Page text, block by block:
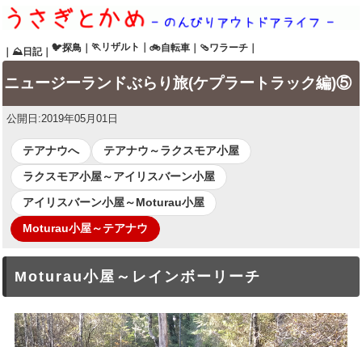
⛰日記｜ 🐦探鳥 🏃リザルト 🚲自転車 🩴ワラーチ
ニュージーランドぶらり旅(ケプラートラック編)⑤
公開日:2019年05月01日
テアナウへ
テアナウ～ラクスモア小屋
ラクスモア小屋～アイリスバーン小屋
アイリスバーン小屋～Moturau小屋
Moturau小屋～テアナウ
Moturau小屋～レインボーリーチ